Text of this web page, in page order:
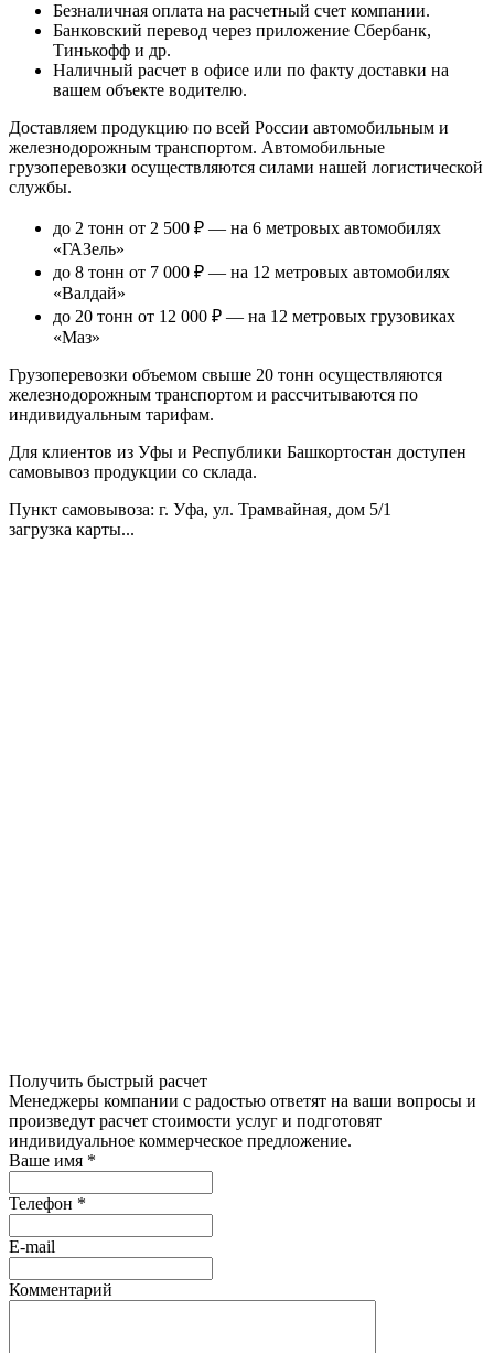
Безналичная оплата на расчетный счет компании.
Банковский перевод через приложение Сбербанк,
Тинькофф и др.
Наличный расчет в офисе или по факту доставки на
вашем объекте водителю.
Доставляем продукцию по всей России автомобильным и
железнодорожным транспортом. Автомобильные
грузоперевозки осуществляются силами нашей логистической
службы.
до 2 тонн от 2 500 ₽ — на 6 метровых автомобилях
«ГАЗель»
до 8 тонн от 7 000 ₽ — на 12 метровых автомобилях
«Валдай»
до 20 тонн от 12 000 ₽ — на 12 метровых грузовиках
«Маз»
Грузоперевозки объемом свыше 20 тонн осуществляются
железнодорожным транспортом и рассчитываются по
индивидуальным тарифам.
Для клиентов из Уфы и Республики Башкортостан доступен
самовывоз продукции со склада.
Пункт самовывоза: г. Уфа, ул. Трамвайная, дом 5/1
загрузка карты...
Получить быстрый расчет
Менеджеры компании с радостью ответят на ваши вопросы и
произведут расчет стоимости услуг и подготовят
индивидуальное коммерческое предложение.
Ваше имя *
Телефон *
E-mail
Комментарий